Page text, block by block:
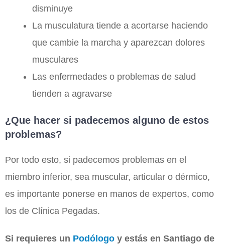
disminuye
La musculatura tiende a acortarse haciendo
que cambie la marcha y aparezcan dolores
musculares
Las enfermedades o problemas de salud
tienden a agravarse
¿Que hacer si padecemos alguno de estos
problemas?
Por todo esto, si padecemos problemas en el
miembro inferior, sea muscular, articular o dérmico,
es importante ponerse en manos de expertos, como
los de Clínica Pegadas.
Si requieres un Podólogo y estás en Santiago de